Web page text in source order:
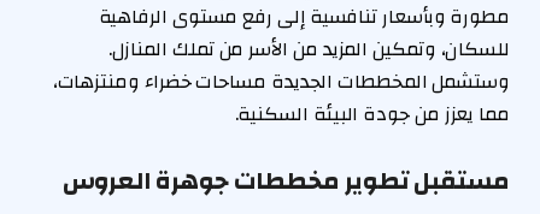
مطورة وبأسعار تنافسية إلى رفع مستوى الرفاهية
للسكان، وتمكين المزيد من الأسر من تملك المنازل.
وستشمل المخططات الجديدة مساحات خضراء ومنتزهات،
مما يعزز من جودة البيئة السكنية.
مستقبل تطوير مخططات جوهرة العروس